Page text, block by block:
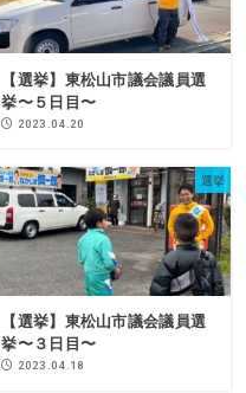
【選挙】東松山市議会議員選
挙〜５日目〜
2023.04.20
選挙
【選挙】東松山市議会議員選
挙〜３日目〜
2023.04.18